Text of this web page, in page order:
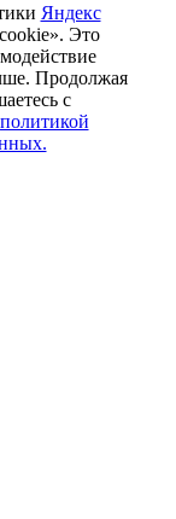
Яндекс
Это
Продолжая
с
политикой